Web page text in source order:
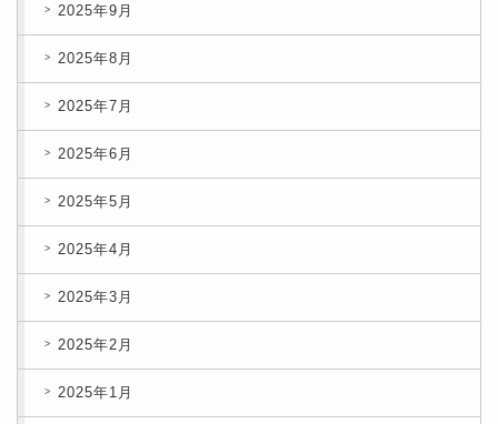
2025年9月
2025年8月
2025年7月
2025年6月
2025年5月
2025年4月
2025年3月
2025年2月
2025年1月